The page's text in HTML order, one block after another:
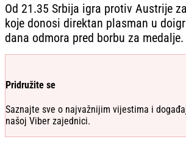
Od 21.35 Srbija igra protiv Austrije
koje donosi direktan plasman u
dana odmora pred borbu za medalje.
Pridružite se
Saznajte sve o najvažnijim vijestima i
našoj Viber zajednici.